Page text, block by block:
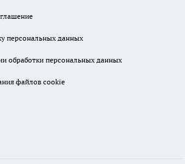
персональных данных
обработки персональных данных
файлов cookie